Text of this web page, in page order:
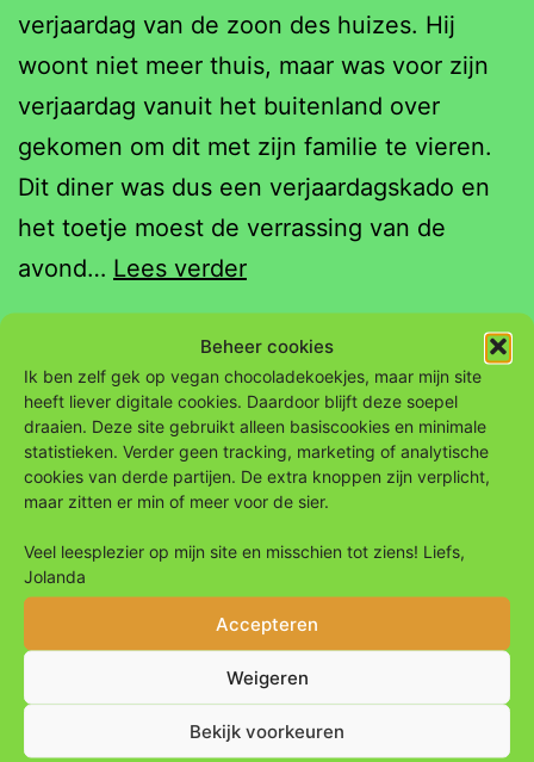
Beheer cookies
Ik ben zelf gek op vegan chocoladekoekjes, maar mijn site
heeft liever digitale cookies. Daardoor blijft deze soepel
draaien. Deze site gebruikt alleen basiscookies en minimale
statistieken. Verder geen tracking, marketing of analytische
cookies van derde partijen. De extra knoppen zijn verplicht,
maar zitten er min of meer voor de sier.
Veel leesplezier op mijn site en misschien tot ziens! Liefs,
Jolanda
Accepteren
Weigeren
Bekijk voorkeuren
verjaardag van de zoon des huizes. Hij
woont niet meer thuis, maar was voor zijn
verjaardag vanuit het buitenland over
gekomen om dit met zijn familie te vieren.
Dit diner was dus een verjaardagskado en
het toetje moest de verrassing van de
avond… Lees verderKoken
is
Liefde
als
verjaardagskado
Gecategoriseerd alsFeest
Getaggeddiner, tiramisu ,verjaardag